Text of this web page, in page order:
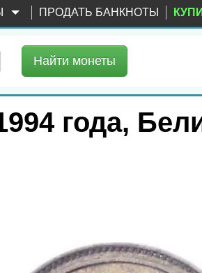
ПРОДАТЬ БАНКНОТЫ
Найти монеты
года,